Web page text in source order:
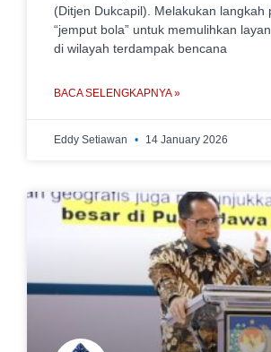
(Ditjen Dukcapil). Melakukan langkah
“jemput bola” untuk memulihkan
di wilayah terdampak bencana
BACA SELENGKAPNYA »
Eddy Setiawan 14 January 2026